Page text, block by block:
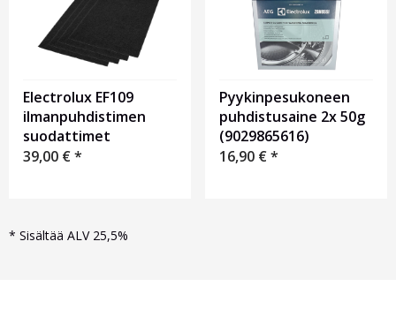
Electrolux EF109
ilmanpuhdistimen
suodattimet
39,00 €*
Pyykinpesukoneen
puhdistusaine 2x 50g
(9029865616)
16,90 €*
* Sisältää ALV 25,5%